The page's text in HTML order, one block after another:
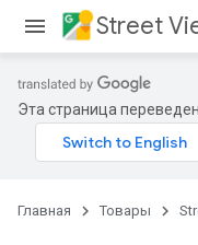
Street
Эта страница
Главная Товары